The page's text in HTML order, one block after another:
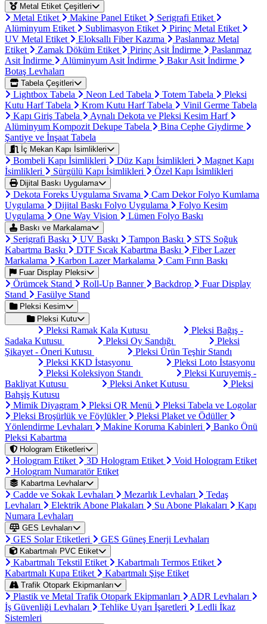
Metal Etiket Çeşitleri
Metal Etiket Makine Panel Etiket
Serigrafi Etiket
Alüminyum Etiket
Sublimasyon Etiket
Pirinç Metal Etiket
UV Metal Etiket
Eloksallı Fiber Kazıma
Paslanmaz Metal
Etiket
Zamak Döküm Etiket Pirinç Asit İndirme
Paslanmaz
Asit İndirme
Alüminyum Asit İndirme
Bakır Asit İndirme
Botaş Levhaları
Tabela Çeşitleri
Lightbox Tabela Neon Led Tabela Totem Tabela
Pleksi
Kutu Harf Tabela
Krom Kutu Harf Tabela
Vinil Germe Tabela
Kapı Giriş Tabela
Aynalı Dekota ve Pleksi Kesim Harf
Alüminyum Kompozit Dekupe Tabela
Bina Cephe Giydirme
Şantiye ve İnşaat Tabela
İç Mekan Kapı İsimlikleri
Bombeli Kapı İsimlikleri Düz Kapı İsimlikleri
Magnet Kapı
İsimlikleri
Sürgülü Kapı İsimlikleri Özel Kapı İsimlikleri
Dijital Baskı Uygulama
Dekota Foreks Uygulama Sıvama
Cam Dekor Folyo Kumlama
Uygulama
Dijital Baskı Folyo Uygulama
Folyo Kesim
Uygulama
One Way Vision Lümen Folyo Baskı
Baskı ve Markalama
Serigrafi Baskı UV Baskı Tampon Baskı
STS Soğuk
Kabartma Baskı
DTF Sıcak Kabartma Baskı
Fiber Lazer
Markalama
Karbon Lazer Markalama Cam Fırın Baskı
Fuar Display Pleksi
Örümcek Stand Roll-Up Banner Backdrop
Fuar Display
Stand
Fasülye Stand
Pleksi Kesim
Pleksi Kutu
Pleksi Ramak Kala Kutusu
Pleksi Bağış -
Sadaka Kutusu
Pleksi Oy Sandığı
Pleksi
Şikayet - Öneri Kutusu
Pleksi Ürün Teşhir Standı
Pleksi KKD İstasyonu
Pleksi Loto İstasyonu
Pleksi Koleksiyon Standı
Pleksi Kuruyemiş -
Bakliyat Kutusu
Pleksi Anket Kutusu
Pleksi
Bahşiş Kutusu
Mimik Diyagram
Pleksi QR Menü
Pleksi Tabela ve Logolar
Pleksi Broşürlük ve Föylükler
Pleksi Plaket ve Ödüller
Yönlendirme Levhaları
Makine Koruma Kabinleri
Banko Önü
Pleksi Kabartma
Hologram Etiketleri
Hologram Etiket 3D Hologram Etiket
Void Hologram Etiket
Hologram Numaratör Etiket
Kabartma Levhalar
Cadde ve Sokak Levhaları Mezarlık Levhaları
Tedaş
Levhaları
Elektrik Abone Plakaları Su Abone Plakaları
Kapı
Numara Levhaları
GES Levhaları
GES Solar Etiketleri GES Güneş Enerji Levhaları
Kabartmalı PVC Etiket
Kabartmalı Tekstil Etiket
Kabartmalı Termos Etiket
Kabartmalı Kupa Etiket
Kabartmalı Şişe Etiket
Trafik Otopark Ekipmanları
Plastik ve Metal Trafik Otopark Ekipmanları
ADR Levhaları
İş Güvenliği Levhaları
Tehlike Uyarı İşaretleri
Ledli İkaz
Sistemleri